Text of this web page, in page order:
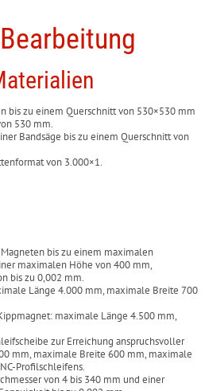
bis zu einem Querschnitt von 530×530 mm
530 mm.
Bandsäge bis zu einem Querschnitt von
von 3.000×1.
bis zu einem maximalen
maximalen Höhe von 400 mm,
bis zu 0,002 mm.
Länge 4.000 mm, maximale Breite 700
maximale Länge 4.500 mm,
zur Erreichung anspruchsvoller
mm, maximale Breite 600 mm, maximale
Profilschleifens.
von 4 bis 340 mm und einer